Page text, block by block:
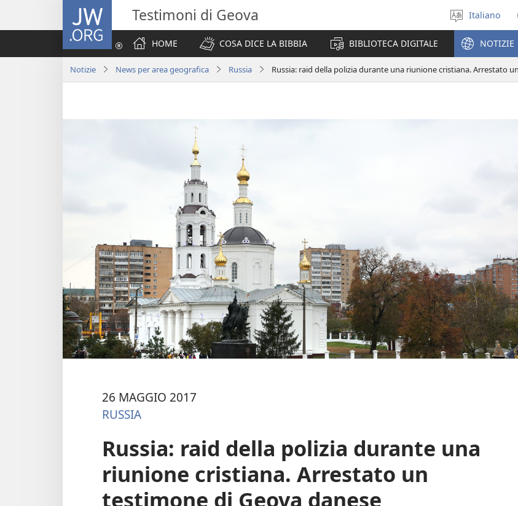
JW.ORG Testimoni di Geova
Seleziona
la
lingua
Italiano
HOME
COSA DICE LA BIBBIA BIBLIOTECA DIGITALE NOTIZIE
Notizie News per area geografica Russia Russia: raid della polizia durante una riunione cristiana. Arrestato
26 MAGGIO 2017
RUSSIA
Russia: raid della polizia durante una
riunione cristiana. Arrestato un
testimone di Geova danese